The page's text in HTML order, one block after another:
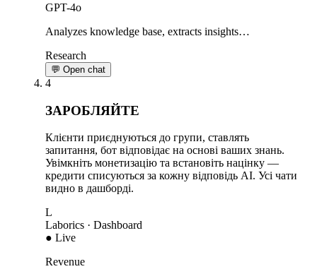
GPT-4o
Analyzes knowledge base, extracts insights…
Research
💬 Open chat
4
ЗАРОБЛЯЙТЕ
Клієнти приєднуються до групи, ставлять
запитання, бот відповідає на основі ваших знань.
Увімкніть монетизацію та встановіть націнку —
кредити списуються за кожну відповідь AI. Усі чати
видно в дашборді.
L
Laborics · Dashboard
● Live
Revenue